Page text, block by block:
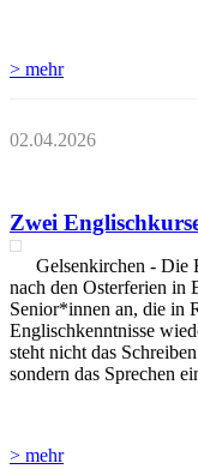
> mehr
02.04.2026
Zwei
Gelsenkirchen - Die
nach den Osterferien in
Senior*innen an, die in
Englischkenntnisse
steht nicht das
sondern das Sprechen
> mehr